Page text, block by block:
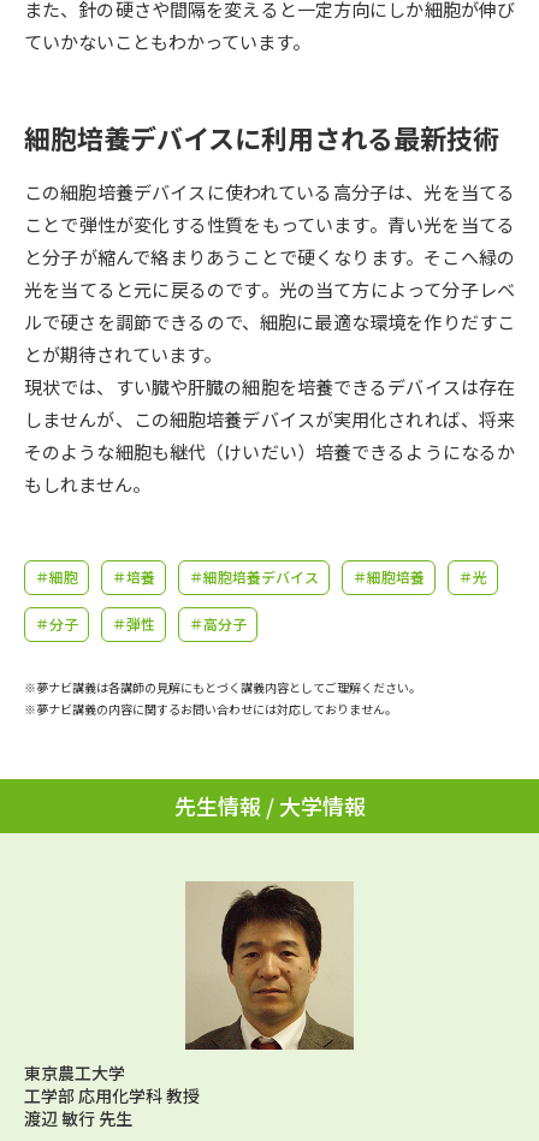
志望校・出願校を調べる
併願校選び 受験スケジュールを立てよう
先輩が入学を決めた理由 テレメール全国一斉進学調査
新生活お役立ちガイド
学問発見 学問検索
学問のミニ講義「夢ナビ講義」
学問の教科書 夢ナビライブ
大学進学IDについて
個人情報取扱規定
テレメール進学カタログ
訂正のご案内
また、針の硬さや間隔を変えると一定方向にしか細胞が伸び
ていかないこともわかっています。
細胞培養デバイスに利用される最新技術
この細胞培養デバイスに使われている高分子は、光を当てる
ことで弾性が変化する性質をもっています。青い光を当てる
と分子が縮んで絡まりあうことで硬くなります。そこへ緑の
光を当てると元に戻るのです。光の当て方によって分子レベ
ルで硬さを調節できるので、細胞に最適な環境を作りだすこ
とが期待されています。
現状では、すい臓や肝臓の細胞を培養できるデバイスは存在
しませんが、この細胞培養デバイスが実用化されれば、将来
そのような細胞も継代（けいだい）培養できるようになるか
もしれません。
＃細胞 ＃培養 ＃細胞培養デバイス ＃細胞培養 ＃光
＃分子 ＃弾性 ＃高分子
※夢ナビ講義は各講師の見解にもとづく講義内容としてご理解ください。
※夢ナビ講義の内容に関するお問い合わせには対応しておりません。
先生情報 / 大学情報
東京農工大学
工学部 応用化学科 教授
渡辺 敏行 先生